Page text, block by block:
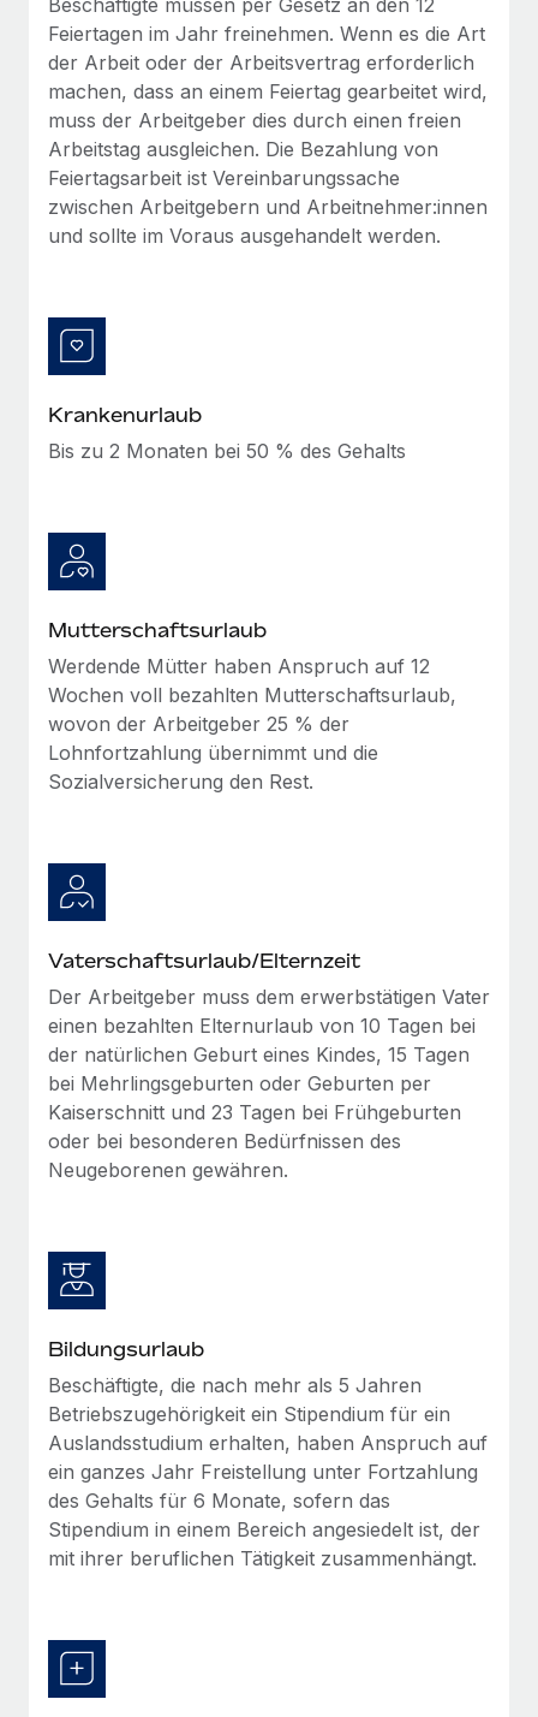
Niederlassungen
Mobilität und Relocation
Mühelose Relocation von Mitarbeiter:innen
Benefits
Mühelose Verwaltung von Benefits
Management und Payroll
Reverse Tech auf einen Blick Das Gesundheits- und
Wellness-Startup Reverse Tech hat das globale...
Mehr erfahren
Den Blog erkunden
Neues zu Remote-Produkten: Integration mit
Gusto und Zero und Contractor Management
Plus
Auch im neuen Jahr wollen wir bei Remote Unternehmen
Mehr erfahren
Wie Phiture 55 Mitarbeiter:innen in 19 Ländern
Mehr erfahren
Feiertagen im Jahr freinehmen. Wenn es die Art
der Arbeit oder der Arbeitsvertrag erforderlich
machen, dass an einem Feiertag gearbeitet wird,
muss der Arbeitgeber dies durch einen freien
Arbeitstag ausgleichen. Die Bezahlung von
Feiertagsarbeit ist Vereinbarungssache
zwischen Arbeitgebern und Arbeitnehmer:innen
und sollte im Voraus ausgehandelt werden.
Krankenurlaub
Bis zu 2 Monaten bei 50 % des Gehalts
Mutterschaftsurlaub
Werdende Mütter haben Anspruch auf 12
Wochen voll bezahlten Mutterschaftsurlaub,
wovon der Arbeitgeber 25 % der
Lohnfortzahlung übernimmt und die
Sozialversicherung den Rest.
Vaterschaftsurlaub/Elternzeit
Der Arbeitgeber muss dem erwerbstätigen Vater
einen bezahlten Elternurlaub von 10 Tagen bei
der natürlichen Geburt eines Kindes, 15 Tagen
bei Mehrlingsgeburten oder Geburten per
Kaiserschnitt und 23 Tagen bei Frühgeburten
oder bei besonderen Bedürfnissen des
Neugeborenen gewähren.
Bildungsurlaub
Beschäftigte, die nach mehr als 5 Jahren
Betriebszugehörigkeit ein Stipendium für ein
Auslandsstudium erhalten, haben Anspruch auf
ein ganzes Jahr Freistellung unter Fortzahlung
des Gehalts für 6 Monate, sofern das
Stipendium in einem Bereich angesiedelt ist, der
mit ihrer beruflichen Tätigkeit zusammenhängt.